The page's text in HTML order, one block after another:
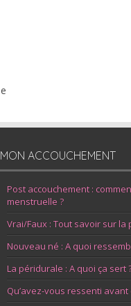
MON ACCOUCHEMENT
Post accouchement :
menstruelle ?
Vrai/Faux : Tout savoir sur la
Nouveau né : A quoi
La péridurale : A quoi ça sert
Qu’avez-vous ressenti avant